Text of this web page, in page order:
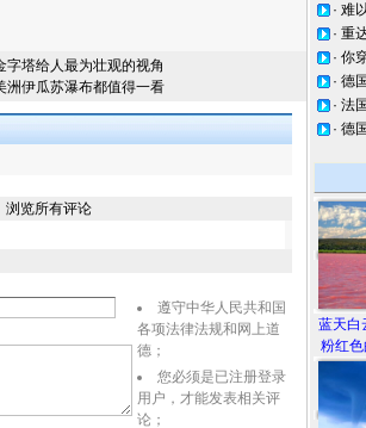
字塔给人最为壮观的视角
洲伊瓜苏瀑布都值得一看
浏览所有评论
遵守中华人民共和国
各项法律法规和网上道
德；
您必须是已注册登录
用户，才能发表相关评
论；
· 难
· 重
· 你
· 德
· 法
· 德
蓝天白
粉红